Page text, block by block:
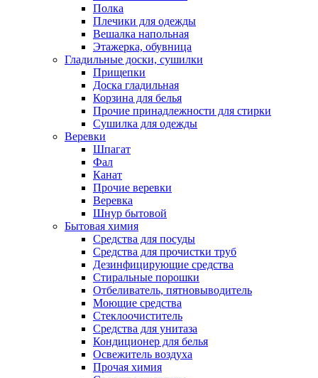
Полка
Плечики для одежды
Вешалка напольная
Этажерка, обувница
Гладильные доски, сушилки
Прищепки
Доска гладильная
Корзина для белья
Прочие принадлежности для стирки
Сушилка для одежды
Веревки
Шпагат
Фал
Канат
Прочие веревки
Веревка
Шнур бытовой
Бытовая химия
Средства для посуды
Средства для прочистки труб
Дезинфицирующие средства
Стиральные порошки
Отбеливатель, пятновыводитель
Моющие средства
Стеклоочиститель
Средства для унитаза
Кондиционер для белья
Освежитель воздуха
Прочая химия